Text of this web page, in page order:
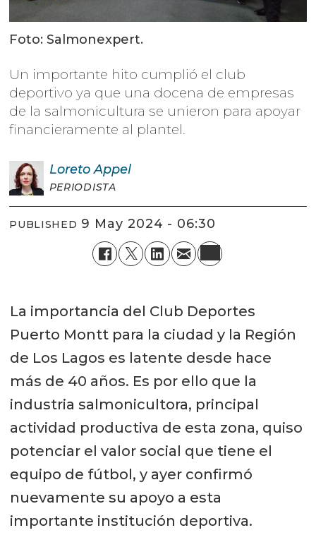
Foto: Salmonexpert.
Un importante hito cumplió el club
deportivo ya que una docena de empresas
de la salmonicultura se unieron para apoyar
financieramente al plantel.
Loreto Appel
PERIODISTA
PUBLISHED 9 May 2024 - 06:30
La importancia del Club Deportes
Puerto Montt para la ciudad y la Región
de Los Lagos es latente desde hace
más de 40 años. Es por ello que la
industria salmonicultora, principal
actividad productiva de esta zona, quiso
potenciar el valor social que tiene el
equipo de fútbol, y ayer confirmó
nuevamente su apoyo a esta
importante institución deportiva.